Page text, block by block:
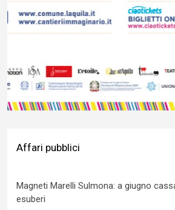
Affari pubblici
Magneti Marelli Sulmona: a giugno
esuberi